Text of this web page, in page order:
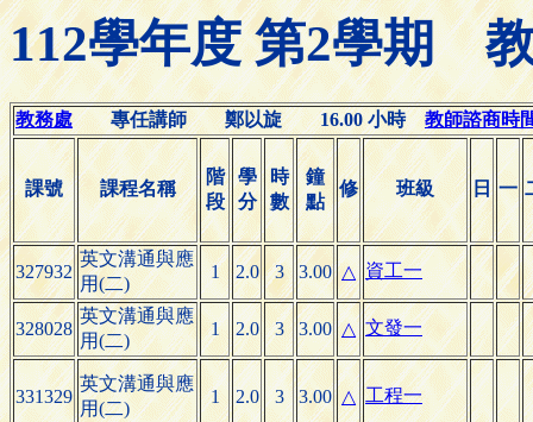
112學年度 第2學期
教務處專任講師 鄭以旋 16.00 小時教師諮商時
課號 課程名稱
階
段
學
分
時
數
鐘
點
修 班級 日 一
327932
英文溝通與應
用(二)
1 2.0 3 3.00 △ 資工一
328028
英文溝通與應
用(二)
1 2.0 3 3.00 △ 文發一
331329
英文溝通與應
用(二)
1 2.0 3 3.00 △ 工程一